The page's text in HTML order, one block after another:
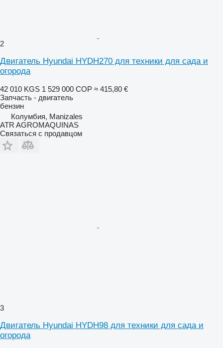
2
Двигатель Hyundai HYDH270 для техники для сада и
огорода
42 010 KGS 1 529 000 COP ≈ 415,80 €
Запчасть - двигатель
бензин
Колумбия, Manizales
ATR AGROMAQUINAS
Связаться с продавцом
3
Двигатель Hyundai HYDH98 для техники для сада и
огорода